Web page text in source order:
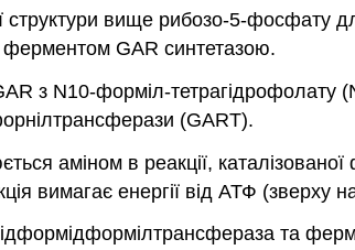
структури вище рибозо-5-фосфату
ферментом GAR синтетазою.
з N10-форміл-
(GART).
аміном в реакції,
вимагає енергії від АТФ (зверху
та